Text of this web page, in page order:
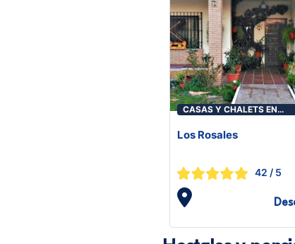
CASAS Y CHALETS EN
Los Rosales
42 / 5